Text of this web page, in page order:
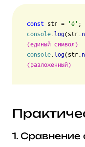
const str = 'é'
console log(str.
(единый символ)
console log(str.
(разложенный)
1. Сравнение